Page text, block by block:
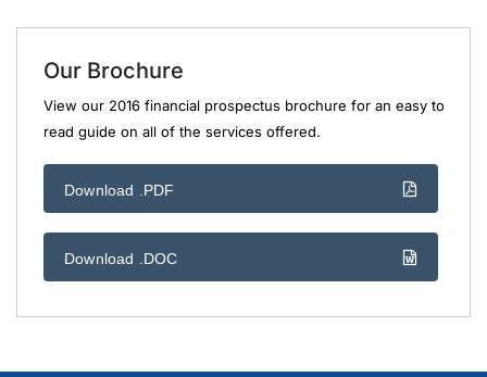
Our Brochure
View our 2016 financial prospectus brochure for an easy to
read guide on all of the services offered.
Download .PDF
Download .DOC